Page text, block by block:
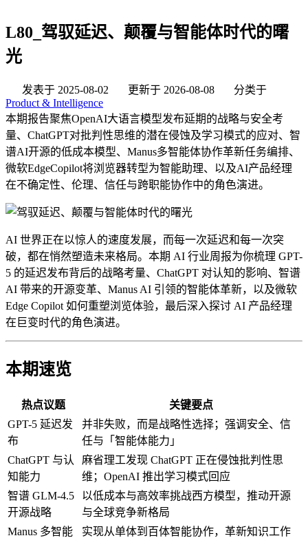
L80_驾驭延迟、颠覆与智能体时代的曙
光
发表于 2025-08-02 更新于 2026-08-08
分类于
Product & Intelligence
本期报告聚焦OpenAI大语言模型发布延期的战略与安全考
量、ChatGPT对批判性思维的潜在侵蚀及学习模式的应对、智
谱AI开源的低成本模型、Manus多智能体协作革新任务编排、
微软EdgeCopilot将浏览器转型为智能助理、以及AI产品经理
在不确定性、伦理、信任与跨职能协作中的角色演进。
AI 世界正在以惊人的速度发展，而每一次延迟和每一次突
破，都在悄然塑造未来格局。本期 AI 行业周报为你梳理 GPT-
5 的延迟发布背后的战略考量、ChatGPT 对认知的影响、智谱
AI 带来的开源变革、Manus AI 引领的智能体革新，以及微软
Edge Copilot 如何重塑浏览体验，最后深入探讨 AI 产品经理
在巨变时代的角色演进。
本期速览
热点议题
关键要点
GPT-5 延迟发
布
并非失败，而是战略性选择；强调安全、信
任与「智能体能力」
ChatGPT 与认
知能力
麻省理工发现 ChatGPT 正在侵蚀批判性思
维；OpenAI 推出学习模式回应
智谱 GLM-4.5
开源战略
以低成本与高效率挑战西方模型，推动开源
与全球竞争新格局
Manus 多智能
实现从单体到百体智能协作，革新知识工作